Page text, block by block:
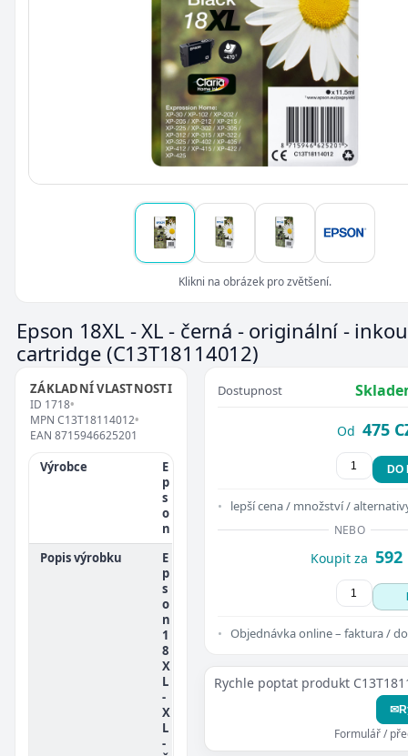
Klikni na obrázek pro zvětšení.
Epson 18XL - XL - černá - originální -
cartridge (C13T18114012)
ZÁKLADNÍ VLASTNOSTI
ID 1718•
MPN C13T18114012•
EAN 8715946625201
Výrobce
E
p
s
o
n
Popis výrobku
E
p
s
o
n
1
8
X
L
-
X
L
-
Dostupnost
Od 475
DO
lepší cena / množství /
NEBO
Koupit za 592
Objednávka online – faktura /
Rychle poptat produkt
✉
Formulář /